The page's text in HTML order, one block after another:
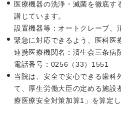
医療機器の洗浄・滅菌を徹底す
講じています。
設置機器等：オートクレーブ、
緊急に対応できるよう、医科医
連携医療機関名：済生会三条病
電話番号：0256（33）1551
当院は、安全で安心できる歯科
て、厚生労働大臣の定める施設
療医療安全対策加算1」を算定し